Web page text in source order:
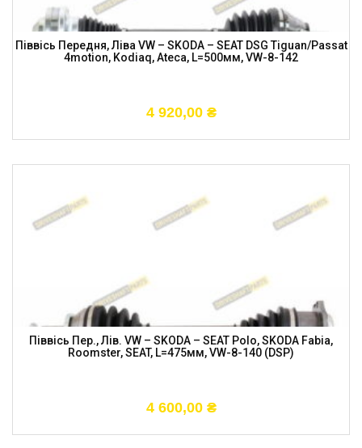
Піввісь Передня, Ліва VW – SKODA – SEAT DSG Tiguan/Passat
4motion, Kodiaq, Ateca, L=500мм, VW-8-142
4 920,00 ₴
Піввісь Пер., Лів. VW – SKODA – SEAT Polo, SKODA Fabia,
Roomster, SEAT, L=475мм, VW-8-140 (DSP)
4 600,00 ₴